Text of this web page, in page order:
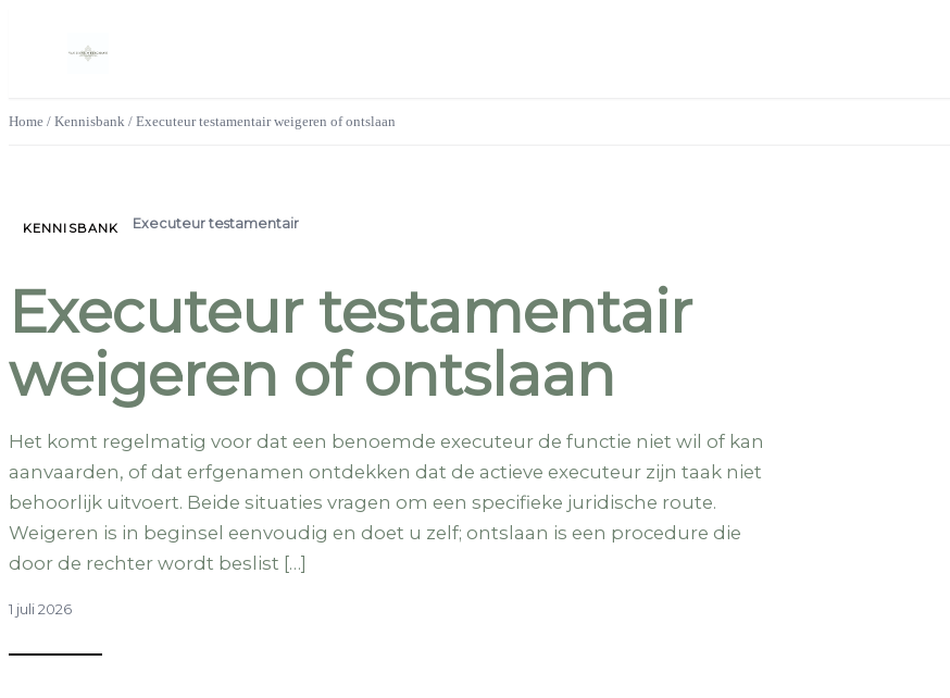
Home / Kennisbank / Executeur testamentair weigeren of ontslaan
KENNISBANK Executeur testamentair
Executeur testamentair
weigeren of ontslaan
Het komt regelmatig voor dat een benoemde executeur de functie niet wil of kan
aanvaarden, of dat erfgenamen ontdekken dat de actieve executeur zijn taak niet
behoorlijk uitvoert. Beide situaties vragen om een specifieke juridische route.
Weigeren is in beginsel eenvoudig en doet u zelf; ontslaan is een procedure die
door de rechter wordt beslist […]
1 juli 2026